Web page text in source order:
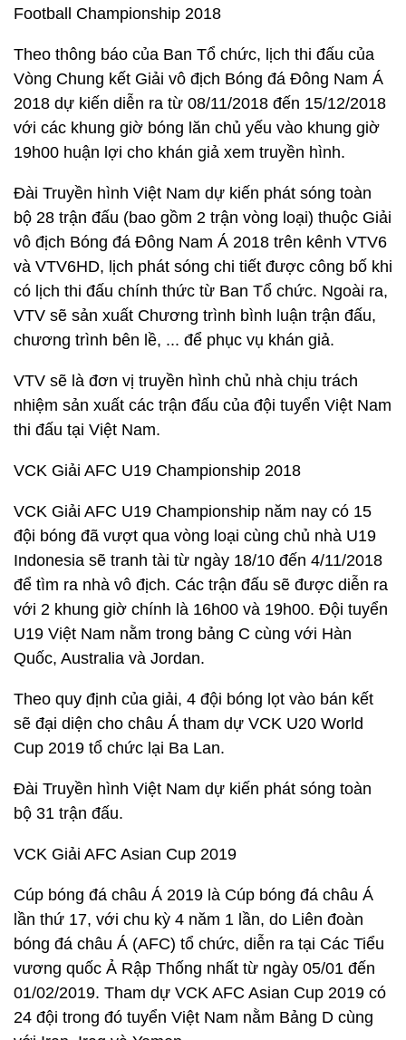
Football Championship 2018
Theo thông báo của Ban Tổ chức, lịch thi đấu của
Vòng Chung kết Giải vô địch Bóng đá Đông Nam Á
2018 dự kiến diễn ra từ 08/11/2018 đến 15/12/2018
với các khung giờ bóng lăn chủ yếu vào khung giờ
19h00 huận lợi cho khán giả xem truyền hình.
Đài Truyền hình Việt Nam dự kiến phát sóng toàn
bộ 28 trận đấu (bao gồm 2 trận vòng loại) thuộc Giải
vô địch Bóng đá Đông Nam Á 2018 trên kênh VTV6
và VTV6HD, lịch phát sóng chi tiết được công bố khi
có lịch thi đấu chính thức từ Ban Tổ chức. Ngoài ra,
VTV sẽ sản xuất Chương trình bình luận trận đấu,
chương trình bên lề, ... để phục vụ khán giả.
VTV sẽ là đơn vị truyền hình chủ nhà chịu trách
nhiệm sản xuất các trận đấu của đội tuyển Việt Nam
thi đấu tại Việt Nam.
VCK Giải AFC U19 Championship 2018
VCK Giải AFC U19 Championship năm nay có 15
đội bóng đã vượt qua vòng loại cùng chủ nhà U19
Indonesia sẽ tranh tài từ ngày 18/10 đến 4/11/2018
để tìm ra nhà vô địch. Các trận đấu sẽ được diễn ra
với 2 khung giờ chính là 16h00 và 19h00. Đội tuyển
U19 Việt Nam nằm trong bảng C cùng với Hàn
Quốc, Australia và Jordan.
Theo quy định của giải, 4 đội bóng lọt vào bán kết
sẽ đại diện cho châu Á tham dự VCK U20 World
Cup 2019 tổ chức lại Ba Lan.
Đài Truyền hình Việt Nam dự kiến phát sóng toàn
bộ 31 trận đấu.
VCK Giải AFC Asian Cup 2019
Cúp bóng đá châu Á 2019 là Cúp bóng đá châu Á
lần thứ 17, với chu kỳ 4 năm 1 lần, do Liên đoàn
bóng đá châu Á (AFC) tổ chức, diễn ra tại Các Tiểu
vương quốc Ả Rập Thống nhất từ ngày 05/01 đến
01/02/2019. Tham dự VCK AFC Asian Cup 2019 có
24 đội trong đó tuyển Việt Nam nằm Bảng D cùng